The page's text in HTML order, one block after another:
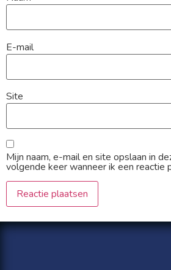
E-mail
Site
Mijn naam, e-mail en site opslaan in
volgende keer wanneer ik een reactie